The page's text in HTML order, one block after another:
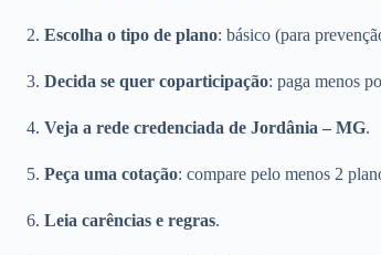
Escolha o tipo de plano: básico (para
Decida se quer coparticipação: paga menos
Veja a rede credenciada de Jordânia – MG.
Peça uma cotação: compare pelo menos 2
Leia carências e regras.